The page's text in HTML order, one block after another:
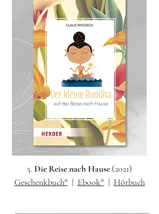
5. Die Reise nach Hause (2021)
Geschenkbuch*| Ebook*| Hörbuch